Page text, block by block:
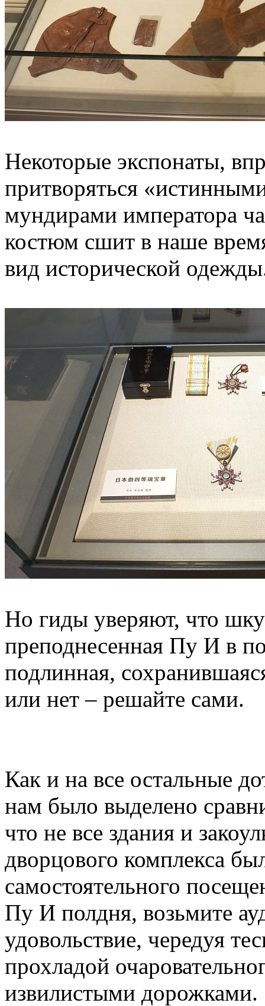
Некоторые экспонаты,
притворяться
мундирами императора
костюм сшит в наше
вид исторической
Но гиды уверяют, что
преподнесенная Пу И в
подлинная,
или нет – решайте сами.
Как и на все остальные
нам было выделено
что не все здания и
дворцового комплекса
самостоятельного
Пу И полдня, возьмите
удовольствие, чередуя
прохладой
извилистыми дорожками.